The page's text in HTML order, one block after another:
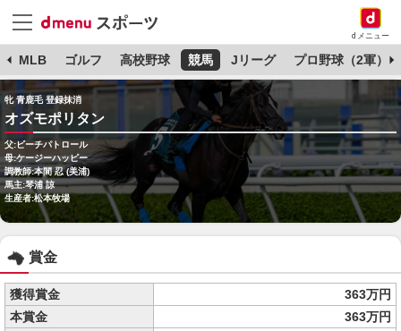
dメニュー
MLB ゴルフ 高校野球 競馬 Jリーグ プロ野球（2軍）
牝 青鹿毛 登録抹消
オズモポリタン
父:ビーチパトロール
母:ケージーハッピー
調教師:本間 忍 (美浦)
馬主:琴浦 諒
生産者:松本牧場
賞金
獲得賞金
363万円
本賞金
363万円